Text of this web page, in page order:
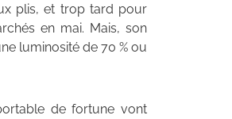
plis, et trop tard pour
en mai. Mais, son
luminosité de 70 % ou
de fortune vont